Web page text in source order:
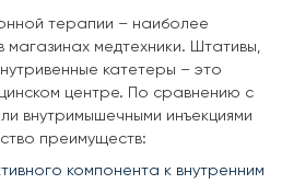
терапии – наиболее
медтехники. Штативы,
катетеры – это
центре. По сравнению с
внутримышечными инъекциями
преимуществ:
компонента к внутренним